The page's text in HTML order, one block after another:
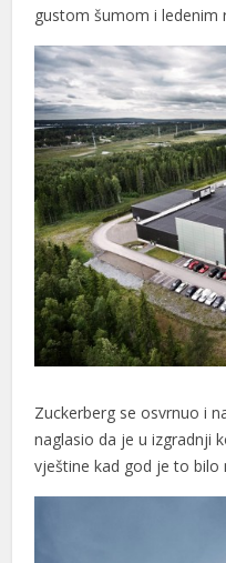
gustom šumom i ledenim
Zuckerberg se osvrnuo i
naglasio da je u izgradnji
vještine kad god je to bilo